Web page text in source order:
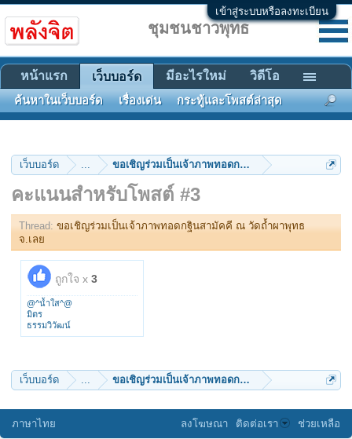
เข้าสู่ระบบหรือลงทะเบียน
เว็บบอร์ด ... ขอเชิญร่วมเป็นเจ้าภาพทอดกฐินสามัคคี ณ วัดถ้ำผาพุท
คะแนนสำหรับโพสต์ #3
Thread: ขอเชิญร่วมเป็นเจ้าภาพทอดกฐินสามัคคี ณ วัดถ้ำผาพุทธ
จ.เลย
ถูกใจ x 3
@^น้ำใส^@
มิตร
ธรรมวิวัฒน์
เว็บบอร์ด ... ขอเชิญร่วมเป็นเจ้าภาพทอดกฐินสามัคคี ณ วัดถ้ำผาพุท
ชุมชนชาวพุทธ
หน้าแรก เว็บบอร์ด
ค้นหาในเว็บบอร์ด เรื่องเด่น กระทู้และโพสต์ล่าสุด
มีอะไรใหม่ วิดีโอ
ภาษาไทย ลงโฆษณา ติดต่อเรา ช่วยเหลือ